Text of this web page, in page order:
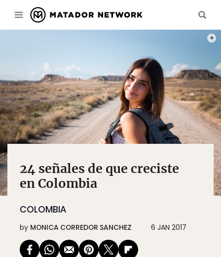
24 señales de que creciste
en Colombia
COLOMBIA
by MONICA CORREDOR SANCHEZ 6 JAN 2017